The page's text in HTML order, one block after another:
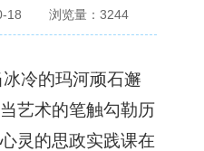
18 浏览量： 3244
冷的玛河顽石邂
艺术的笔触勾勒历
灵的思政实践课在